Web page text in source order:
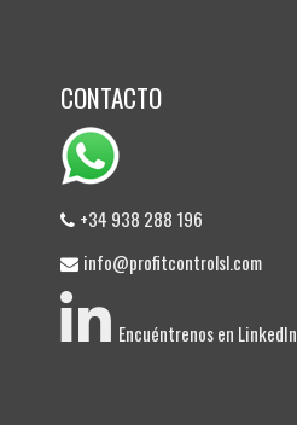
CONTACTO
+34 938 288 196
info@profitcontrolsl.com
Encuéntrenos en LinkedIn